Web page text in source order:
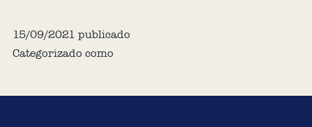
15/09/2021 publicado
Categorizado como